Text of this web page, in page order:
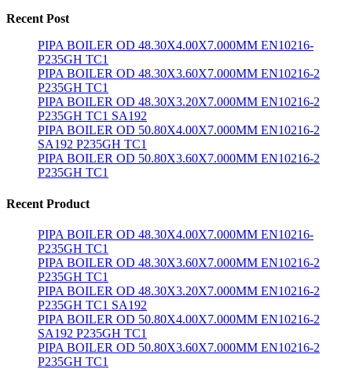
Recent Post
PIPA BOILER OD 48.30X4.00X7.000MM EN10216-
P235GH TC1
PIPA BOILER OD 48.30X3.60X7.000MM EN10216-2
P235GH TC1
PIPA BOILER OD 48.30X3.20X7.000MM EN10216-2
P235GH TC1 SA192
PIPA BOILER OD 50.80X4.00X7.000MM EN10216-2
SA192 P235GH TC1
PIPA BOILER OD 50.80X3.60X7.000MM EN10216-2
P235GH TC1
Recent Product
PIPA BOILER OD 48.30X4.00X7.000MM EN10216-
P235GH TC1
PIPA BOILER OD 48.30X3.60X7.000MM EN10216-2
P235GH TC1
PIPA BOILER OD 48.30X3.20X7.000MM EN10216-2
P235GH TC1 SA192
PIPA BOILER OD 50.80X4.00X7.000MM EN10216-2
SA192 P235GH TC1
PIPA BOILER OD 50.80X3.60X7.000MM EN10216-2
P235GH TC1